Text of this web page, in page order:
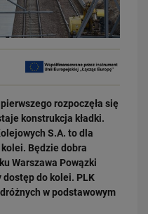
rozpoczęła się
konstrukcja kładki.
S.A. to dla
Będzie dobra
Warszawa Powązki
do kolei. PLK
w podstawowym